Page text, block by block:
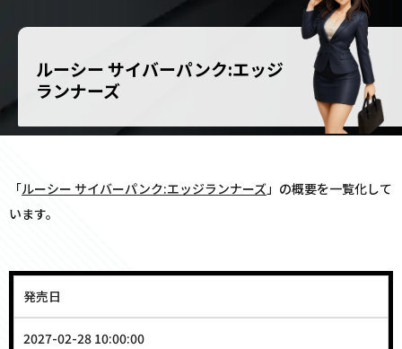
ルーシー サイバーパンク:エッジ
ランナーズ
「ルーシー サイバーパンク:エッジランナーズ」の概要を一覧化して
います。
発売日
2027-02-28 10:00:00